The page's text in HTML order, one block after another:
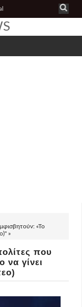
«Το
»
που
να γίνει